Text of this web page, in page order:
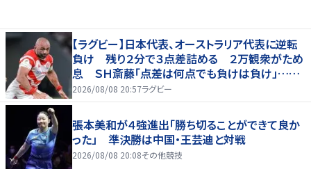
【ラグビー】日本代表、オーストラリア代表に逆転
負け 残り２分で３点差詰める ２万観衆がため
息 ＳＨ斎藤「点差は何点でも負けは負け」…前
半にＳＯ伊藤龍が先制トライ、３２ー３５で惜敗
2026/08/08 20:57ラグビー
張本美和が４強進出「勝ち切ることができて良か
った」 準決勝は中国・王芸迪と対戦
2026/08/08 20:08その他競技